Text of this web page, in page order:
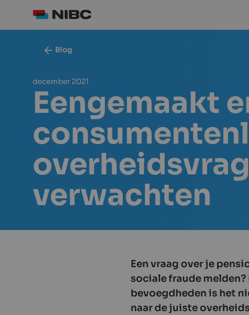
Blog
december 2021
Eengemaakt
verwachten
Een vraag over je
sociale fraude
bevoegdheden is het
naar de juiste